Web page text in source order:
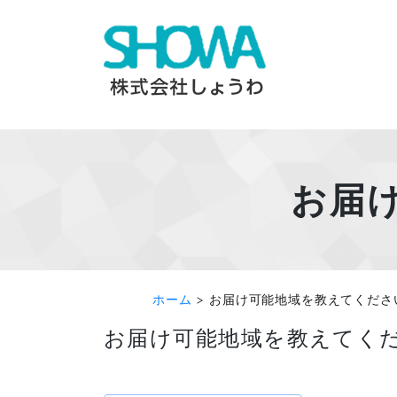
お届
ホーム > お届け可能地域を教えてくださ
お届け可能地域を教えてく